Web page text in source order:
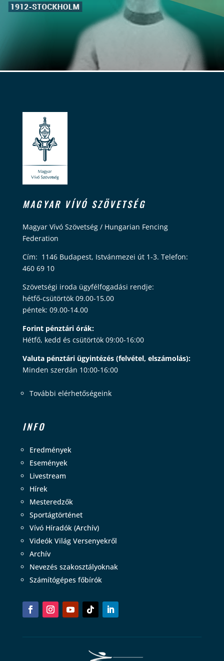
MAGYAR VÍVÓ SZÖVETSÉG
Magyar Vívó Szövetség / Hungarian Fencing
Federation
Cím: 1146 Budapest, Istvánmezei út 1-3. Telefon:
460 69 10
Szövetségi iroda ügyfélfogadási rendje:
hétfő-csütörtök 09.00-15.00
péntek: 09.00-14.00
Forint pénztári órák:
Hétfő, kedd és csütörtök 09:00-16:00
Valuta pénztári ügyintézés (felvétel, elszámolás):
Minden szerdán 10:00-16:00
További elérhetőségeink
INFO
Eredmények
Események
Livestream
Hírek
Mesteredzők
Sportágtörténet
Vívó Híradók (Archív)
Videók Világ Versenyekről
Archív
Nevezés szakosztályoknak
Számítógépes főbírók